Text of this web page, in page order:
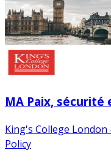
MA Paix,
King's College London
Policy